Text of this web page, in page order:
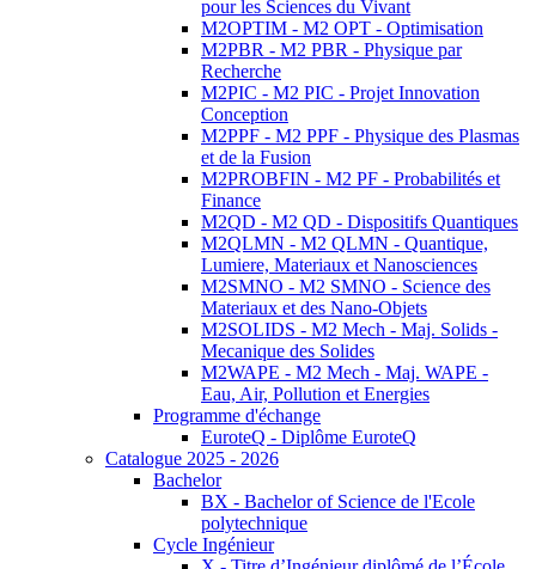
pour les Sciences du Vivant
M2OPTIM - M2 OPT - Optimisation
M2PBR - M2 PBR - Physique par
Recherche
M2PIC - M2 PIC - Projet Innovation
Conception
M2PPF - M2 PPF - Physique des Plasmas
et de la Fusion
M2PROBFIN - M2 PF - Probabilités et
Finance
M2QD - M2 QD - Dispositifs Quantiques
M2QLMN - M2 QLMN - Quantique,
Lumiere, Materiaux et Nanosciences
M2SMNO - M2 SMNO - Science des
Materiaux et des Nano-Objets
M2SOLIDS - M2 Mech - Maj. Solids -
Mecanique des Solides
M2WAPE - M2 Mech - Maj. WAPE -
Eau, Air, Pollution et Energies
Programme d'échange
EuroteQ - Diplôme EuroteQ
Catalogue 2025 - 2026
Bachelor
BX - Bachelor of Science de l'Ecole
polytechnique
Cycle Ingénieur